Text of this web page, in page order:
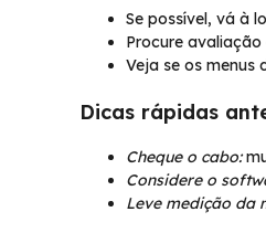
Se possível, vá à
Procure
Veja se os menus
Dicas rápidas
Cheque o cabo:
Considere o
Leve medição da